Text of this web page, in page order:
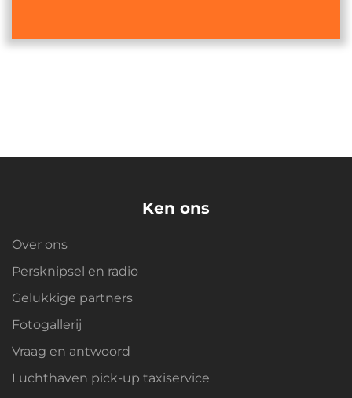
Ken ons
Over ons
Persknipsel en radio
Gelukkige partners
Fotogallerij
Vraag en antwoord
Luchthaven pick-up taxiservice